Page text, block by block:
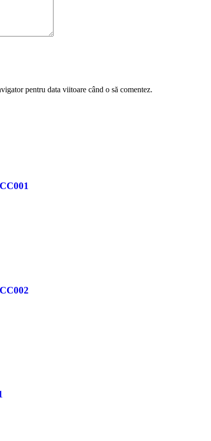
pentru data viitoare când o să comentez.